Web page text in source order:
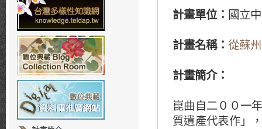
計畫單位： 國立
計畫名稱： 從蘇
計畫簡介：
崑曲自二００一
質遺產代表作」